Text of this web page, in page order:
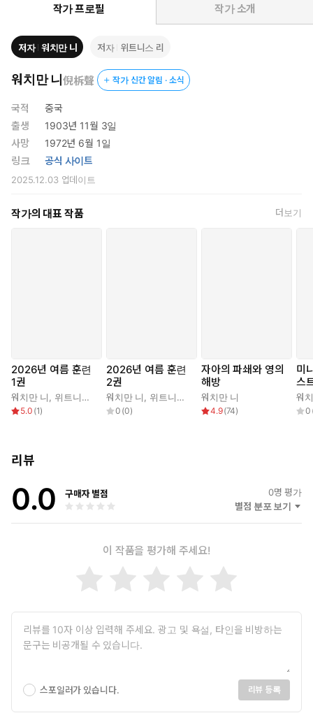
형제님의 승인을 받아 그들 모두가 그 모임에 참석했다. 어느 날, 그
교통 집회 중 자신을 ‘내맡기는 것’에 대한 필요성이 제기되었다. 모
든 이들이 자신을 내맡기는 것에 뜨겁게 동의했다. 그 후 이러한 움
직임은 니 형제님의 사역이 회복되는 결과를 가져왔다. 먼저 니 형
제님은 푸저우에서의 집회의 필요를 돌보았다. 그런 다음 그해 4월
에 형제님은 나와 함께 상하이로 가서 전국 동역자 특별 집회를 인
도했다. 이 기간 동안 웨이광시(魏光禧) 형제님과 그의 자매님이
대부분의 집회에 참석했다. 이 책의 내용은 여러 곳에서 열린 이
러한 집회들에 대하여 그들이 간략하게 기록한 것이다.
니 형제님의 사역이 회복된 이 기간 동안 열린 이 모든 집회 중에서,
나는 처음 두 집회를 제외한 모든 집회에 참석했고, 그 집회들을 인
도하는 것을 돕기도 했다. 나는 형제님과 얼굴을 맞대고 앉아서 내
빛을 비추는 것 같았다. 그 후 사십삼 년이 지났다. 참으로 오늘날에
아들임이고, 다섯째는 그리스도의 몸 전체의 봉사와 동역이며, 여섯
째는 자기 자신과 함께 자신의 모든 소유를 내맡기는 것의 필요성과
실행이다. 일곱째는 동역자들 가운데서의 인도와 동역이고, 여덟째
는 그리스도의 몸 안의 봉사에 있어서의 성령의 중요성이다. 주님께
실현되기를 바란다.
1991년 7월 19일
미국 캘리포니아주 애너하임에서
위트니스 리
음집을 번역한 것이다. 문장 구조를 약간 수정한 것 외에 대부분의
자료들은 원고 그대로를 수록했다. 이 메시지들을 주로 전한 이는
첫 번째 부분은 1947년 9월 중에 니 형제님이 웨이광시 형제님
과 푸저우에서 가진 개인적인 교통의 기록들로 이루어져 있다.
작가 프로필 작가 소개
저자 워치만 니 저자 위트니스 리
워치만 니倪柝聲 작가 신간 알림 · 소식
국적
중국
출생
1903년 11월 3일
사망
1972년 6월 1일
링크
공식 사이트
2025.12.03업데이트
작가의 대표 작품 더보기
2026년 여름 훈련
1권
워치만 니 위트니스 리
5.0 (1)
2026년 여름 훈련
2권
워치만 니 위트니스 리
0 (0)
자아의 파쇄와 영의
해방
워치만 니
4.9(74)
미
스
현
집
워
0
리뷰
0.0 구매자 별점 0명 평가
별점 분포 보기
이 작품을 평가해 주세요!
스포일러가 있습니다. 리뷰 등록